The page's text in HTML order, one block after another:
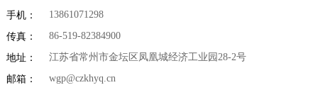
手机： 13861071298
传真： 86-519-82384900
地址： 江苏省常州市金坛区凤凰城经济工业园28-2号
邮箱： wgp@czkhyq.cn